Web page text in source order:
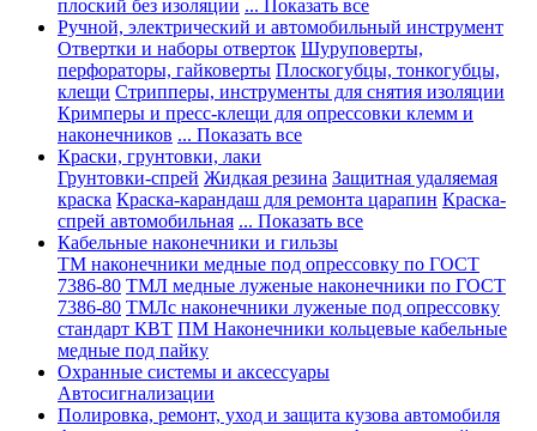
плоский без изоляции ... Показать все
Ручной, электрический и автомобильный инструмент
Отвертки и наборы отверток Шуруповерты,
перфораторы, гайковерты Плоскогубцы, тонкогубцы,
клещи Стрипперы, инструменты для снятия изоляции
Кримперы и пресс-клещи для опрессовки клемм и
наконечников ... Показать все
Краски, грунтовки, лаки
Грунтовки-спрей Жидкая резина Защитная удаляемая
краска Краска-карандаш для ремонта царапин Краска-
спрей автомобильная ... Показать все
Кабельные наконечники и гильзы
ТМ наконечники медные под опрессовку по ГОСТ
7386-80 ТМЛ медные луженые наконечники по ГОСТ
7386-80 ТМЛс наконечники луженые под опрессовку
стандарт КВТ ПМ Наконечники кольцевые кабельные
медные под пайку
Охранные системы и аксессуары
Автосигнализации
Полировка, ремонт, уход и защита кузова автомобиля